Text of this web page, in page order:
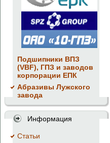
Подшипники ВПЗ
(VBF), ГПЗ и заводов
корпорации ЕПК
Абразивы Лужского
завода
Информация
Cтатьи